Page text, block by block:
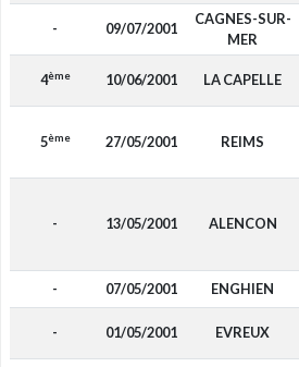
- 09/07/2001
CAGNES-SUR-
MER
4ème 10/06/2001 LA CAPELLE
5ème 27/05/2001 REIMS
- 13/05/2001 ALENCON
- 07/05/2001 ENGHIEN
- 01/05/2001 EVREUX